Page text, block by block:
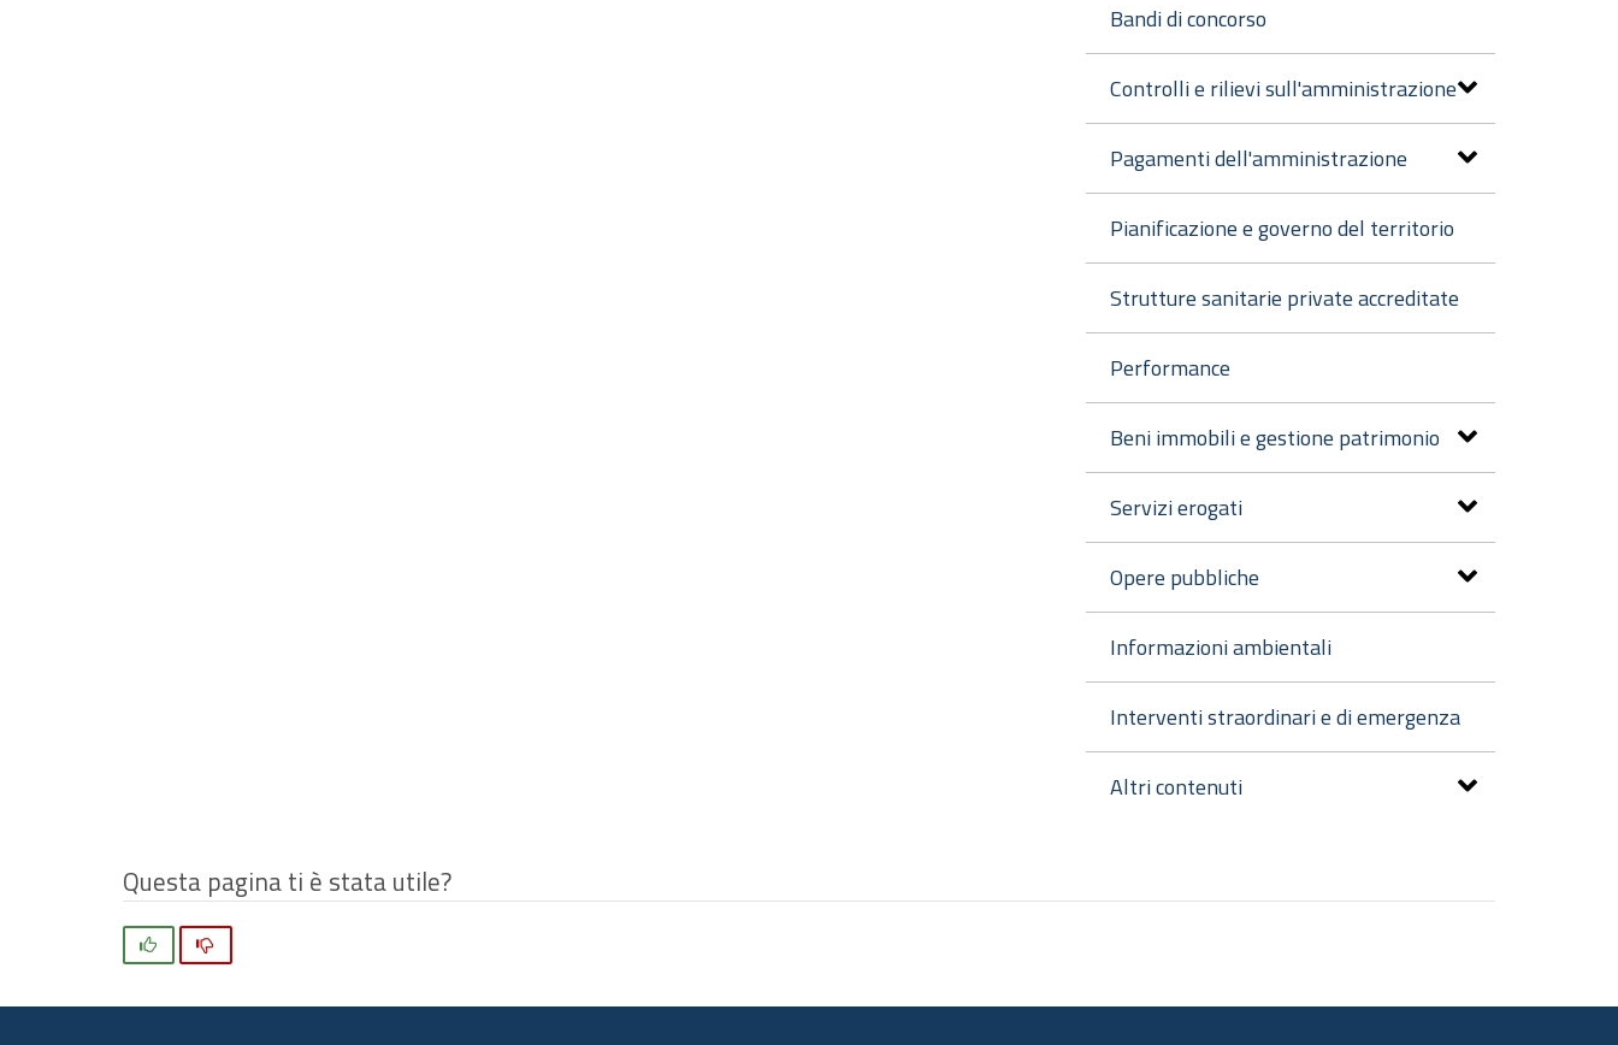
Bandi di concorso
Controlli e rilievi sull'amministrazione
Pagamenti dell'amministrazione
Pianificazione e governo del territorio
Strutture sanitarie private accreditate
Performance
Beni immobili e gestione patrimonio
Servizi erogati
Opere pubbliche
Informazioni ambientali
Interventi straordinari e di emergenza
Altri contenuti
Questa pagina ti è stata utile?